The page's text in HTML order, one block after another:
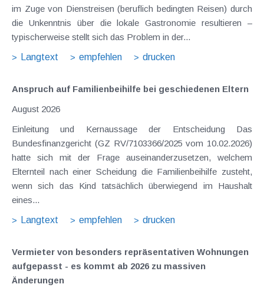
im Zuge von Dienstreisen (beruflich bedingten Reisen) durch
die Unkenntnis über die lokale Gastronomie resultieren –
typischerweise stellt sich das Problem in der...
Langtext
empfehlen drucken
Anspruch auf Familienbeihilfe bei geschiedenen Eltern
August 2026
Einleitung und Kernaussage der Entscheidung Das
Bundesfinanzgericht (GZ RV/7103366/2025 vom 10.02.2026)
hatte sich mit der Frage auseinanderzusetzen, welchem
Elternteil nach einer Scheidung die Familienbeihilfe zusteht,
wenn sich das Kind tatsächlich überwiegend im Haushalt
eines...
Langtext
empfehlen drucken
Vermieter von besonders repräsentativen Wohnungen
aufgepasst - es kommt ab 2026 zu massiven
Änderungen